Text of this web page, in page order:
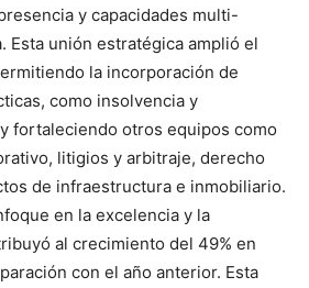
y capacidades multi-
Esta unión estratégica amplió el
la incorporación de
como insolvencia y
fortaleciendo otros equipos como
litigios y arbitraje, derecho
de infraestructura e inmobiliario.
en la excelencia y la
al crecimiento del 49% en
con el año anterior. Esta